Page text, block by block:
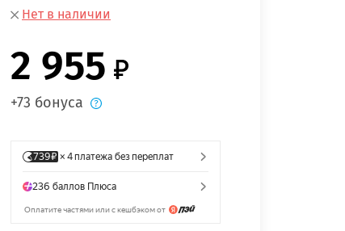
Нет в наличии
2 955
+73 бонуса